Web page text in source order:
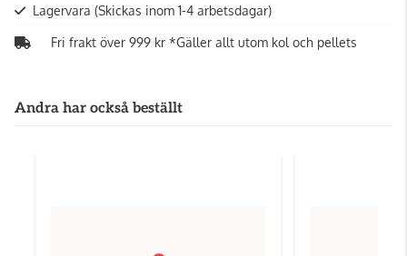
Lagervara (Skickas inom 1-4 arbetsdagar)
Fri frakt över 999 kr *Gäller allt utom kol och pellets
Andra har också beställt